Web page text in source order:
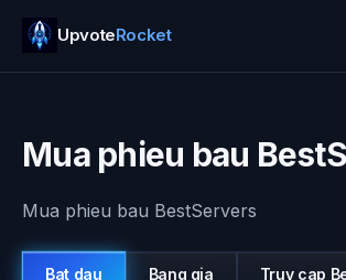
UpvoteRocket
Mua phieu bau
Mua phieu bau BestServers
Bat dau Bang gia Truy cap